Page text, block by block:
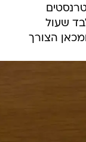
שעול
הצורך